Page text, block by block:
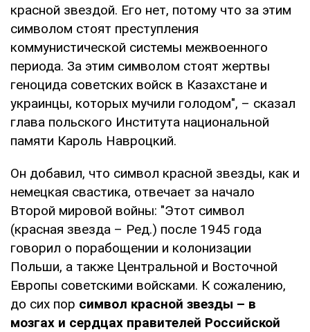
красной звездой. Его нет, потому что за этим
символом стоят преступления
коммунистической системы межвоенного
периода. За этим символом стоят жертвы
геноцида советских войск в Казахстане и
украинцы, которых мучили голодом", – сказал
глава польского Института национальной
памяти Кароль Навроцкий.
Он добавил, что символ красной звезды, как и
немецкая свастика, отвечает за начало
Второй мировой войны: "Этот символ
(красная звезда – Ред.) после 1945 года
говорил о порабощении и колонизации
Польши, а также Центральной и Восточной
Европы советскими войсками. К сожалению,
до сих пор символ красной звезды – в
мозгах и сердцах правителей Российской